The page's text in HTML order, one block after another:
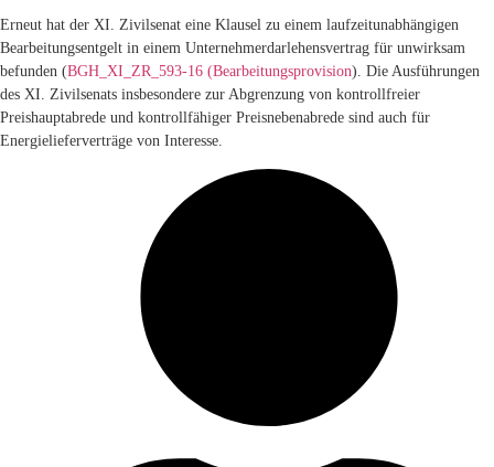
Erneut hat der XI. Zivilsenat eine Klausel zu einem laufzeitunabhängigen
Bearbeitungsentgelt in einem Unternehmerdarlehensvertrag für unwirksam
befunden (BGH_XI_ZR_593-16 (Bearbeitungsprovision). Die Ausführungen
des XI. Zivilsenats insbesondere zur Abgrenzung von kontrollfreier
Preishauptabrede und kontrollfähiger Preisnebenabrede sind auch für
Energielieferverträge von Interesse.